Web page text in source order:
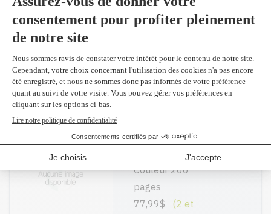
supérieur en
remplacement
#61XL
Couleur 330
pages
Ajouter
C0PA5AN #61 -
Couleur 200
pages
77,99$
(2 et